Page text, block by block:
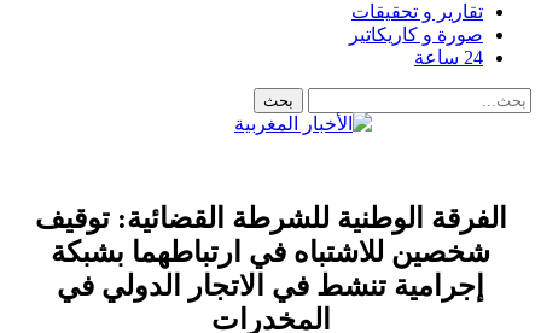
تقارير و تحقيقات
صورة و كاريكاتير
24 ساعة
الفرقة الوطنية للشرطة القضائية: توقيف
شخصين للاشتباه في ارتباطهما بشبكة
إجرامية تنشط في الاتجار الدولي في
المخدرات